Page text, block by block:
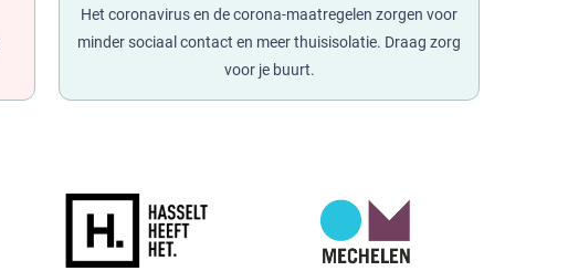
Het coronavirus en de corona-maatregelen zorgen voor
minder sociaal contact en meer thuisisolatie. Draag zorg
voor je buurt.